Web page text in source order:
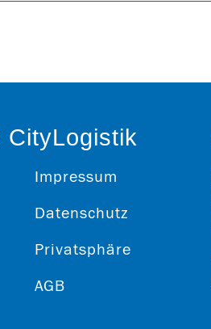
CityLogistik
Impressum
Datenschutz
Privatsphäre
AGB